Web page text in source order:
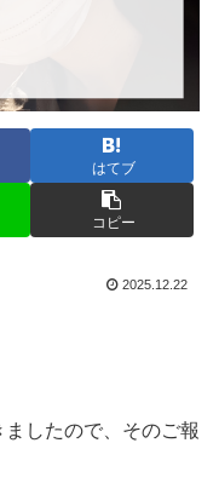
はてブ
コピー
2025.12.22
したので、そのご報